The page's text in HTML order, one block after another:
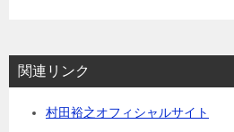
関連リンク
村田裕之オフィシャルサイト